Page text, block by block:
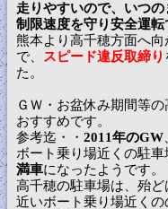
走りやすいので、いつの
制限速度を守り安全運転
熊本より高千穂方面へ
で、
スピード違反取締り
た。
ＧＷ・お盆休み期間等
おすすめです。
参考迄・・ 2011年のGW
ボート乗り場近くの駐
満車になったようです。
高千穂の駐車場は、殆
近いボート乗り場近く